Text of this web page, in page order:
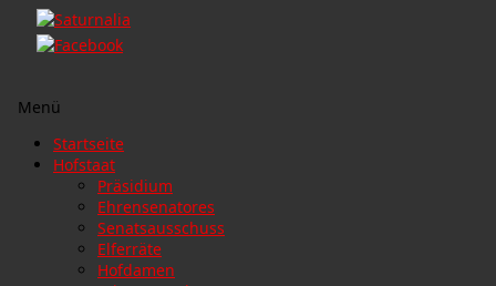
Menü
Zum
Inhalt
Startseite
Hofstaat
Präsidium
Ehrensenatores
Senatsausschuss
Elferräte
Hofdamen